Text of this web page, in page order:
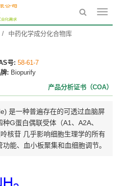
中药化学成分化合物库
号: 58-61-7
: Biopurify
产品分析证书（COA）
是一种普遍存在的可透过血脑屏
G蛋白偶联受体（A1、A2A、
核苷 几乎影响细胞生理学的所有
能、血小板聚集和血细胞调节。